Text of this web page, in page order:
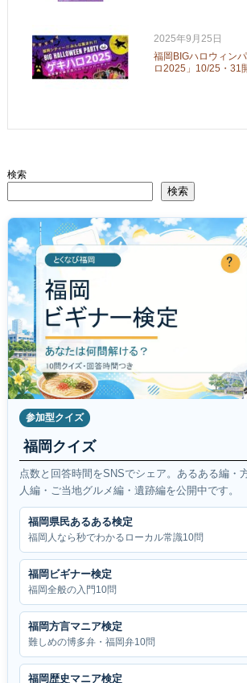
2025年9月25日
福岡BIGハロウィン
ロ2025」10/25・31
検索
検索
参加型クイズ
福岡クイズ
点数と回答時間をSNSでシェア。あるある編・
人編・ご当地グルメ編・遺跡編を公開中です。
福岡県民あるある検定
福岡人なら秒でわかるローカル常識10問
福岡ビギナー検定
福岡全般の入門10問
福岡方言マニア検定
難しめの博多弁・福岡弁10問
福岡歴史マニア検定